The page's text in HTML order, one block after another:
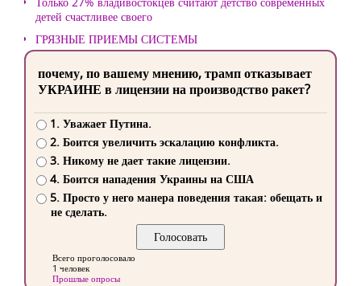
детей счастливее своего
ГРЯЗНЫЕ ПРИЕМЫ СИСТЕМЫ
почему, по вашему мнению, трамп отказывает
УКРАИНЕ в лицензии на производство ракет?
1. Уважает Путина.
2. Боится увеличить эскалацию конфликта.
3. Никому не дает такие лицензии.
4. Боится нападения Украины на США
5. Просто у него манера поведения такая: обещать и
не сделать.
Всего проголосовало
1 человек
Прошлые опросы